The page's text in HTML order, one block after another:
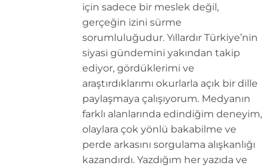
için sadece bir meslek değil,
gerçeğin izini sürme
sorumluluğudur. Yıllardır Türkiye’nin
siyasi gündemini yakından takip
ediyor, gördüklerimi ve
araştırdıklarımı okurlarla açık bir dille
paylaşmaya çalışıyorum. Medyanın
farklı alanlarında edindiğim deneyim,
olaylara çok yönlü bakabilme ve
perde arkasını sorgulama alışkanlığı
kazandırdı. Yazdığım her yazıda ve